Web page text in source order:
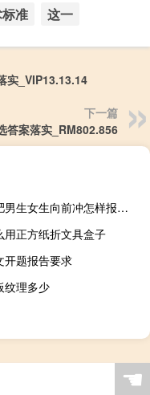
准 这一
实_VIP13.13.14
下一篇
答案落实_RM802.856
合肥男生女生向前冲怎样报名的费用是多少 男生女生向前冲报名入口
用正方纸折文具盒子
开题报告要求
纹理多少
☚